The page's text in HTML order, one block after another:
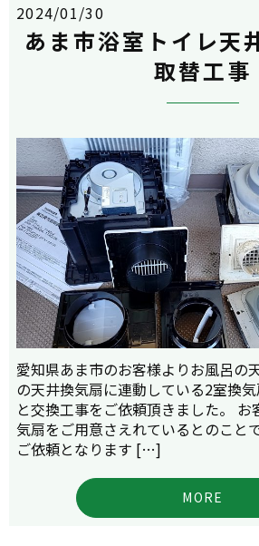
2024/01/30
あま市浴室トイレ天
取替工事
愛知県あま市のお客様よりお風呂の
の天井換気扇に連動している2室換
と交換工事をご依頼頂きました。 お
気扇をご用意さえれているとのこと
ご依頼となります […]
MORE